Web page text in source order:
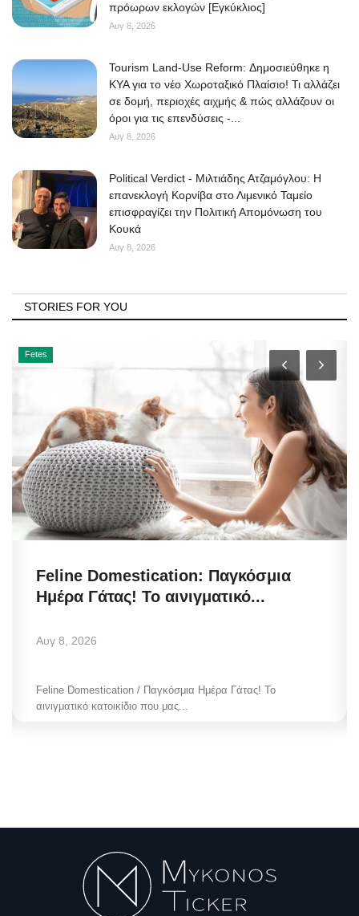
πρόωρων εκλογών [Εγκύκλιος]
Αυγ 8, 2026
Tourism Land-Use Reform: Δημοσιεύθηκε η
ΚΥΑ για το νέο Χωροταξικό Πλαίσιο! Τι αλλάζει
σε δομή, περιοχές αιχμής & πώς αλλάζουν οι
όροι για τις επενδύσεις -...
Αυγ 8, 2026
Political Verdict - Μιλτιάδης Ατζαμόγλου: Η
επανεκλογή Κορνίβα στο Λιμενικό Ταμείο
επισφραγίζει την Πολιτική Απομόνωση του
Κουκά
Αυγ 8, 2026
STORIES FOR YOU
Fetes
Feline Domestication: Παγκόσμια
Ημέρα Γάτας! Το αινιγματικό...
Αυγ 8, 2026
Feline Domestication / Παγκόσμια Ημέρα Γάτας! Το
αινιγματικό κατοικίδιο που μας...